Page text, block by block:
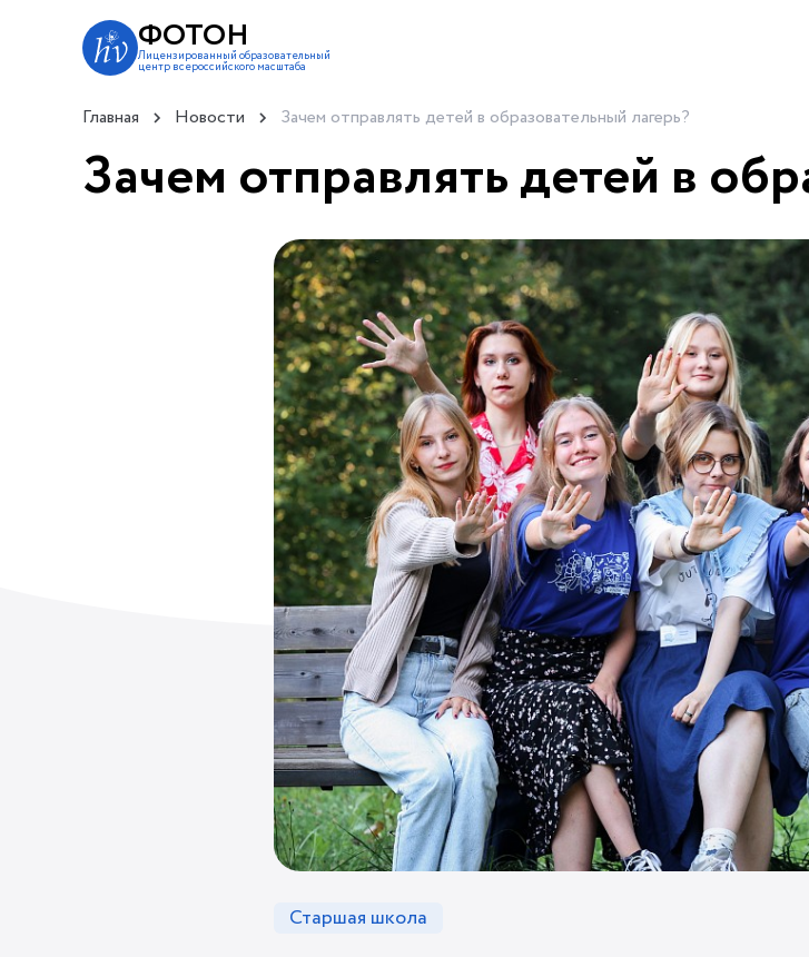
ФОТОН
Лицензированный образовательный
центр всероссийского масштаба
Главная Новости Зачем отправлять детей в образовательный лагерь?
Зачем отправлять детей в
Старшая школа